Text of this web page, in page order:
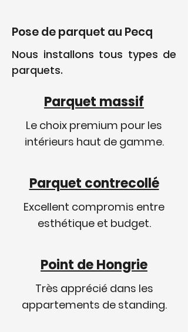
Pose de parquet au Pecq
Nous installons tous types de
parquets.
Parquet massif
Le choix premium pour les
intérieurs haut de gamme.
Parquet contrecollé
Excellent compromis entre
esthétique et budget.
Point de Hongrie
Très apprécié dans les
appartements de standing.